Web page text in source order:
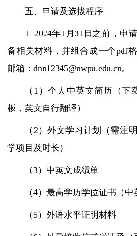
五、申请及选拔程序
1. 2024年1月31日之前，申
备相关材料，并组合成一个pdf
邮箱： dnn12345@nwpu.edu.cn。
（1）个人中英文简历（下
板，英文自行翻译）
（2）外文学习计划（需注
学项目及时长）
（3）中英文成绩单
（4）最高学历学位证书（中
（5）外语水平证明材料